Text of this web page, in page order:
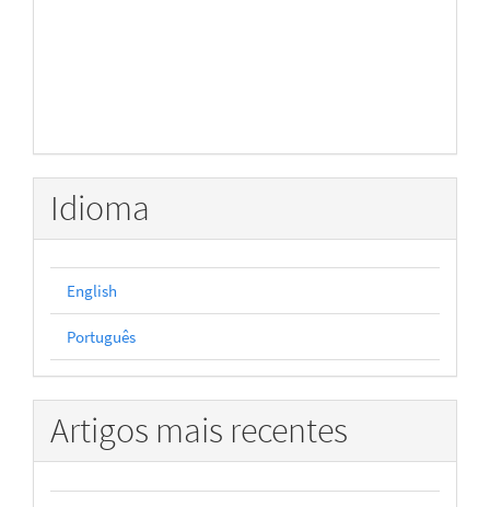
Idioma
English
Português
Artigos mais recentes